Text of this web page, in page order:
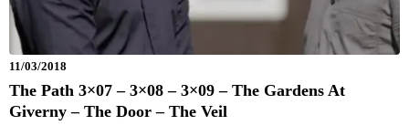
11/03/2018
The Path 3×07 – 3×08 – 3×09 – The Gardens At
Giverny – The Door – The Veil